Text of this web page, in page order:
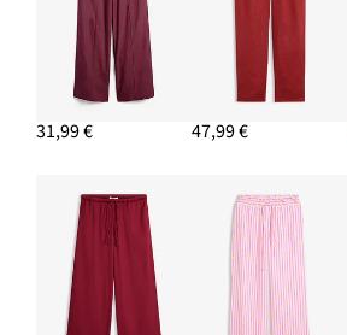
PRIDAŤ DO KOŠÍKA
Široké nohavice so štruktúrovým efektom
13,99 €
22,99 €
PRIDAŤ DO KOŠÍKA
31,99 € 47,99 €